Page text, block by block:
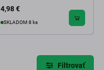
4,98 €
SKLADOM 8 ks
Filtrovať